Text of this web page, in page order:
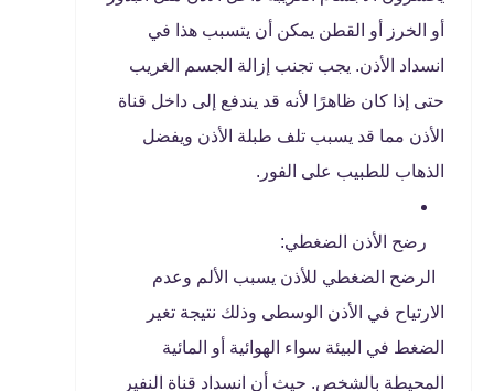
أو الخرز أو القطن يمكن أن يتسبب هذا في
انسداد الأذن. يجب تجنب إزالة الجسم الغريب
حتى إذا كان ظاهرًا لأنه قد يندفع إلى داخل قناة
الأذن مما قد يسبب تلف طبلة الأذن ويفضل
الذهاب للطبيب على الفور.
رضح الأذن الضغطي:
الرضح الضغطي للأذن يسبب الألم وعدم
الارتياح في الأذن الوسطى وذلك نتيجة تغير
الضغط في البيئة سواء الهوائية أو المائية
المحيطة بالشخص. حيث أن انسداد قناة النفير